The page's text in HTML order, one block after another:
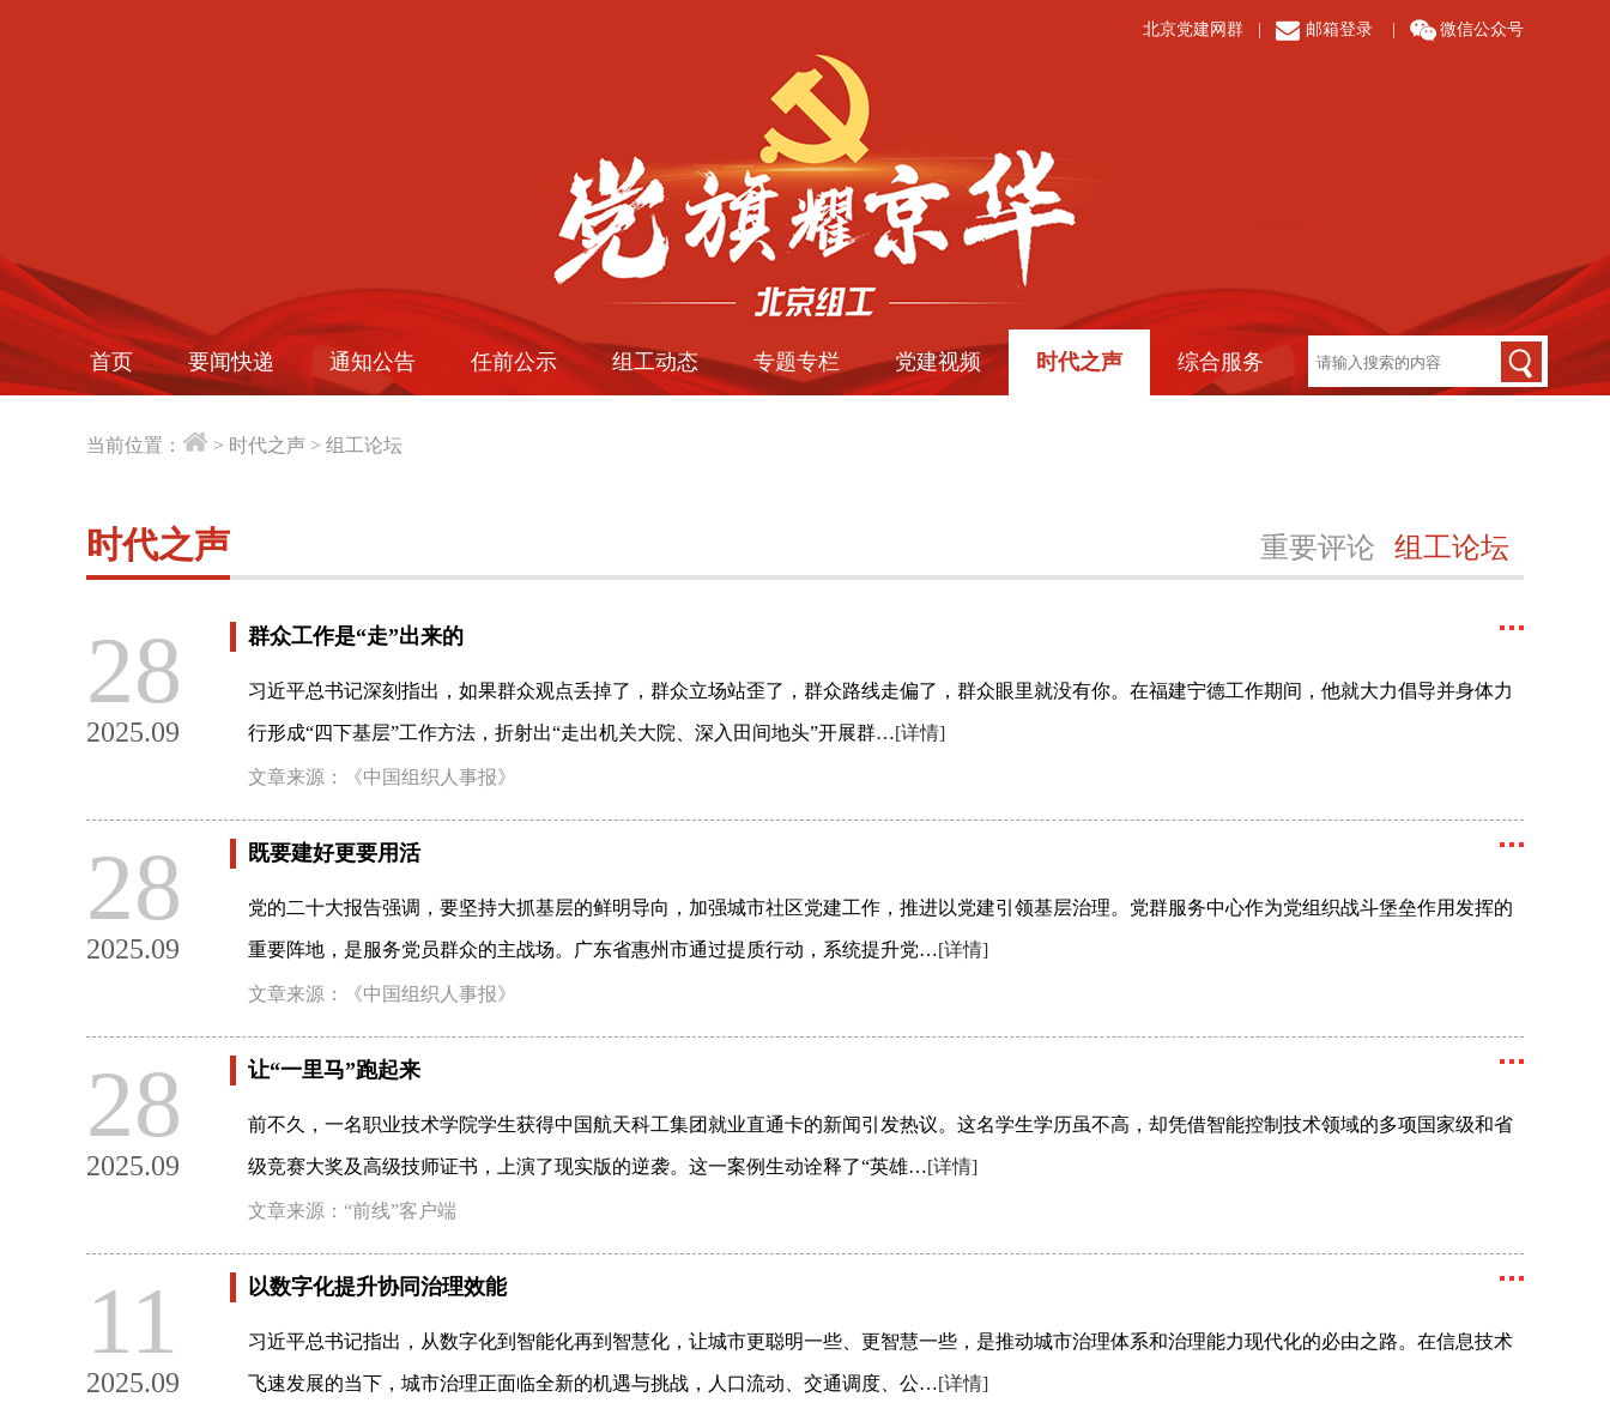
北京党建网群 邮箱登录 微信公众号
首页 要闻快递 通知公告 任前公示 组工动态 专题专栏 党建视频 时代之声 综合服务
当前位置： > 时代之声 > 组工论坛
时代之声 重要评论 组工论坛
28
2025.09
群众工作是“走”出来的
习近平总书记深刻指出，如果群众观点丢掉了，群众立场站歪了，群众路线走偏了，群众眼里就没有你。在福建宁德工作期间，他就大力倡导并身体力
行形成“四下基层”工作方法，折射出“走出机关大院、深入田间地头”开展群…[详情]
文章来源：《中国组织人事报》
28
2025.09
既要建好更要用活
党的二十大报告强调，要坚持大抓基层的鲜明导向，加强城市社区党建工作，推进以党建引领基层治理。党群服务中心作为党组织战斗堡垒作用发挥的
重要阵地，是服务党员群众的主战场。广东省惠州市通过提质行动，系统提升党…[详情]
文章来源：《中国组织人事报》
28
2025.09
让“一里马”跑起来
前不久，一名职业技术学院学生获得中国航天科工集团就业直通卡的新闻引发热议。这名学生学历虽不高，却凭借智能控制技术领域的多项国家级和省
级竞赛大奖及高级技师证书，上演了现实版的逆袭。这一案例生动诠释了“英雄…[详情]
文章来源：“前线”客户端
11
2025.09
以数字化提升协同治理效能
习近平总书记指出，从数字化到智能化再到智慧化，让城市更聪明一些、更智慧一些，是推动城市治理体系和治理能力现代化的必由之路。在信息技术
飞速发展的当下，城市治理正面临全新的机遇与挑战，人口流动、交通调度、公…[详情]